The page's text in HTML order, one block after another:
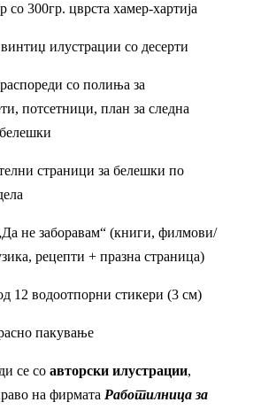
со 300гр. цврста хамер-хартија
илустрации со десерти
со полиња за
потсетници, план за следна
страници за белешки по
не заборавам“ (книги, филмови/
рецепти + празна страница)
12 водоотпорни стикери (3 см)
пакување
се со авторски илустрации,
на фирмата Работилница за